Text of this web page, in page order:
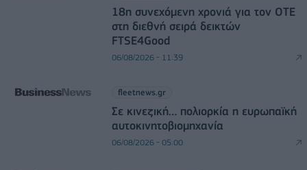
18η συνεχόμενη χρονιά για τον ΟΤΕ
στη διεθνή σειρά δεικτών
FTSE4Good
06/08/2026 - 11:39
fleetnews.gr
Σε κινεζική… πολιορκία η ευρωπαϊκή
αυτοκινητοβιομηχανία
06/08/2026 - 05:00